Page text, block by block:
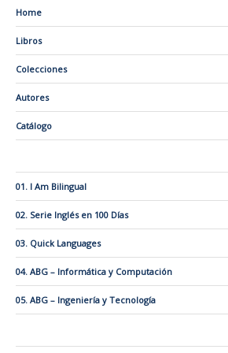
Home
Libros
Colecciones
Autores
Catálogo
01. I Am Bilingual
02. Serie Inglés en 100 Días
03. Quick Languages
04. ABG – Informática y Computación
05. ABG – Ingeniería y Tecnología